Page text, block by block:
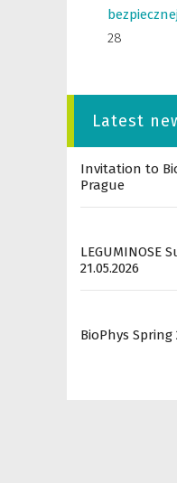
28
Latest
Invitation to
Prague
LEGUMINOSE
21.05.2026
BioPhys Spring